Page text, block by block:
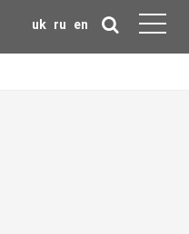
uk ru en